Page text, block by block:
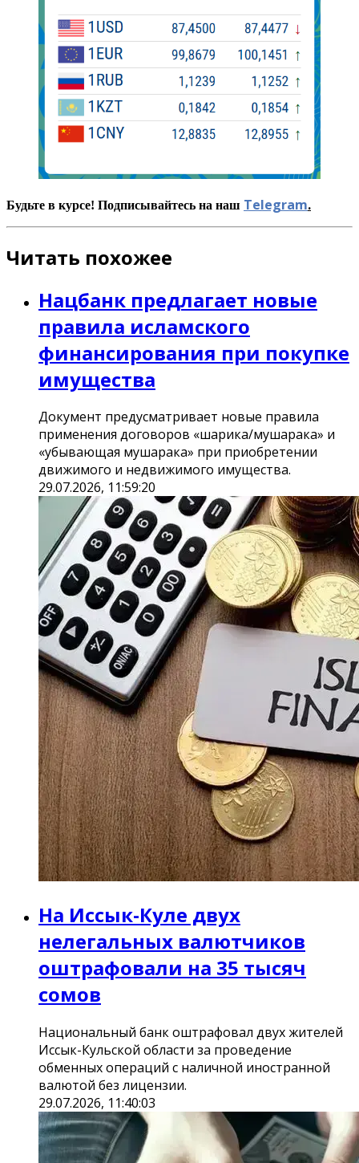
Будьте в курсе! Подписывайтесь на наш Telegram.
Читать похожее
Нацбанк предлагает новые
правила исламского
финансирования при покупке
имущества
Документ предусматривает новые правила
применения договоров «шарика/мушарака» и
«убывающая мушарака» при приобретении
движимого и недвижимого имущества.
29.07.2026, 11:59:20
На Иссык-Куле двух
нелегальных валютчиков
оштрафовали на 35 тысяч
сомов
Национальный банк оштрафовал двух жителей
Иссык-Кульской области за проведение
обменных операций с наличной иностранной
валютой без лицензии.
29.07.2026, 11:40:03